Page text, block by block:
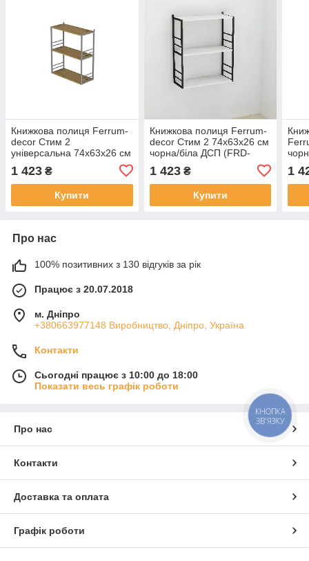
Книжкова полиця Ferrum-
decor Стим 2
універсальна 74x63x26 см
(FRD-104117)
1 423 ₴
Купити
Книжкова полиця Ferrum-
decor Стим 2 74x63x26 см
чорна/біла ДСП (FRD-
1 423₴
Купити
1
Про нас
100% позитивних з 130 відгуків за рік
Працює з 20.07.2018
м. Дніпро
+380663977148 Виробництво, Дніпро, Україна
Контакти
Сьогодні працює з 10:00 до 18:00
Показати весь графік роботи
Про нас
Контакти
Доставка та оплата
Графік роботи
КНОПКА
ЗВ'ЯЗКУ